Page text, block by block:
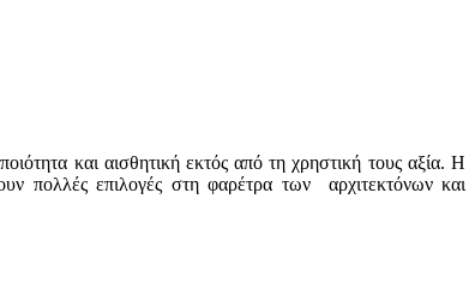
και αισθητική εκτός από τη χρηστική τους αξία. Η
πολλές επιλογές στη φαρέτρα των αρχιτεκτόνων και